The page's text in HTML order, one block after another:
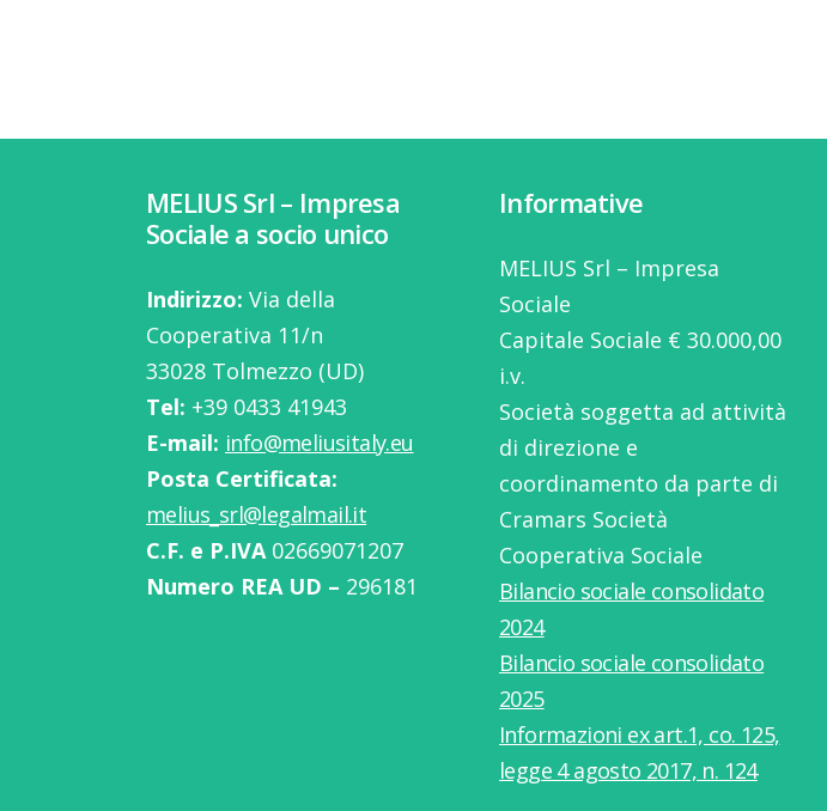
MELIUS Srl – Impresa
Sociale a socio unico
Indirizzo: Via della
Cooperativa 11/n
33028 Tolmezzo (UD)
Tel: ‭+39 0433 41943
E-mail: info@meliusitaly.eu
Posta Certificata:
melius_srl@legalmail.it
C.F. e P.IVA02669071207
Numero REA UD – 296181
Informative
MELIUS Srl – Impresa
Sociale
Capitale Sociale € 30.000,00
i.v.
Società soggetta ad attività
di direzione e
coordinamento da parte di
Cramars Società
Cooperativa Sociale
Bilancio sociale consolidato
2024
Bilancio sociale consolidato
2025
Informazioni ex art.1, co. 125,
legge 4 agosto 2017, n. 124